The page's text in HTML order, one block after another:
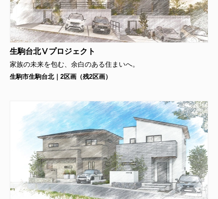
生駒台北Ⅴプロジェクト
家族の未来を包む、余白のある住まいへ。
生駒市生駒台北｜2区画（残2区画）